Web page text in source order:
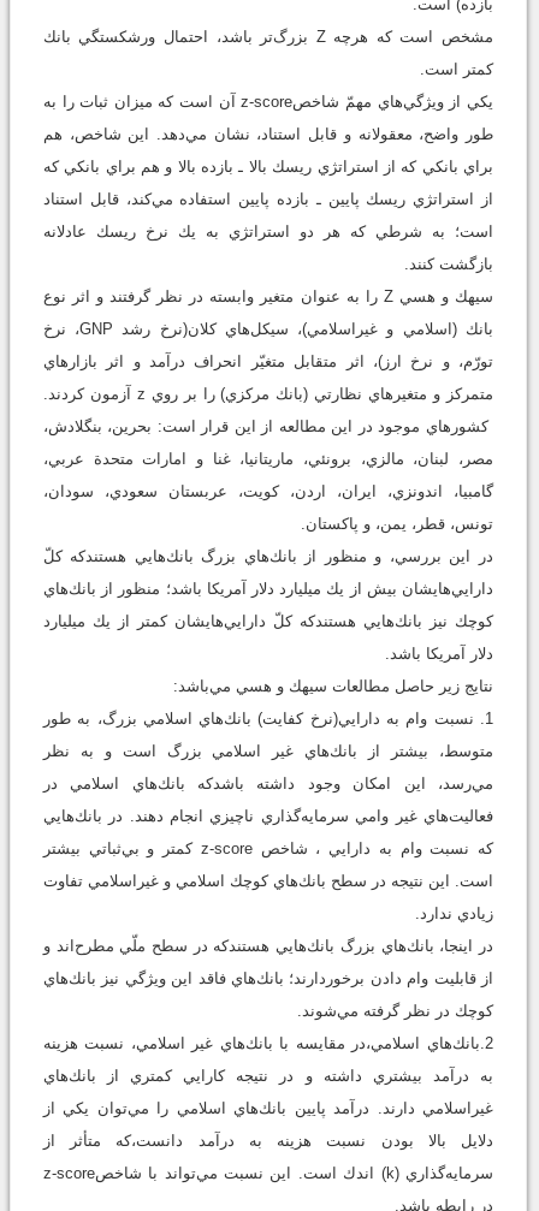
بازده) است.
مشخص است كه هرچه Z بزرگ‌تر باشد، احتمال ورشكستگي بانك
كمتر است.
يكي از ويژگي‌هاي مهمّ شاخصz-score آن است كه ميزان ثبات را به
طور واضح، معقولانه و قابل استناد، نشان مي‌دهد. اين شاخص، هم
براي بانكي كه از استراتژي ريسك بالا ـ بازده بالا و هم براي بانكي كه
از استراتژي ريسك پايين ـ بازده پايين استفاده مي‌كند، قابل استناد
است؛‌ به شرطي كه هر دو استراتژي به يك نرخ ريسك عادلانه
بازگشت كنند.
سيهك و هسي Z را به عنوان متغير وابسته در نظر گرفتند و اثر نوع
بانك (اسلامي و غيراسلامي)، سيكل‌هاي كلان(نرخ رشد GNP، نرخ
تورّم، و نرخ ارز)، اثر متقابل متغيّر انحراف درآمد و اثر بازارهاي
متمركز و متغيرهاي نظارتي (بانك مركزي) را بر روي z آزمون كردند.
كشورهاي موجود در اين مطالعه از اين قرار است: بحرين، بنگلادش،
مصر، لبنان، مالزي، برونئي، ماريتانيا، غنا و امارات متحدة عربي،
گامبيا، اندونزي، ايران، اردن، كويت، عربستان سعودي، سودان،
تونس، قطر، يمن، و پاكستان.
در اين بررسي، و منظور از بانك‌هاي بزرگ بانك‌هايي هستندكه كلّ
دارايي‌هايشان بيش از يك ميليارد دلار آمريكا باشد؛ منظور از بانك‌هاي
كوچك نيز بانك‌هايي هستندكه كلّ دارايي‌هايشان كمتر از يك ميليارد
دلار آمريكا باشد.
نتايج زير حاصل مطالعات سيهك و هسي مي‌باشد:
1. نسبت وام به دارايي(نرخ كفايت) بانك‌هاي اسلامي بزرگ، به طور
متوسط، بيشتر از بانك‌هاي غير اسلامي بزرگ است و به نظر
مي‌رسد، اين امكان وجود داشته باشدكه بانك‌هاي اسلامي در
فعاليت‌هاي غير وامي سرمايه‌گذاري ناچيزي انجام ‌دهند. در بانك‌هايي
كه نسبت وام به دارايي ، شاخص z-score كمتر و بي‌ثباتي بيشتر
است. اين نتيجه در سطح بانك‌هاي كوچك اسلامي و غيراسلامي تفاوت
زيادي ندارد.
در اينجا، بانك‌هاي بزرگ بانك‌هايي هستندكه در سطح ملّي مطرح‌اند و
از قابليت وام دادن برخوردارند؛ بانك‌هاي فاقد اين ويژگي نيز بانك‌هاي
كوچك در نظر گرفته مي‌شوند.
2.بانك‌هاي اسلامي،در مقايسه با بانك‌هاي غير اسلامي، نسبت هزينه
به درآمد بيشتري داشته و در نتيجه كارايي كمتري از بانك‌هاي
غيراسلامي دارند. درآمد پايين بانك‌هاي اسلامي را مي‌توان يكي از
دلايل بالا بودن نسبت هزينه به درآمد دانست،كه متأثر از
سرمايه‌گذاري (k) اندك است. اين نسبت مي‌تواند با شاخصz-score
در رابطه باشد.